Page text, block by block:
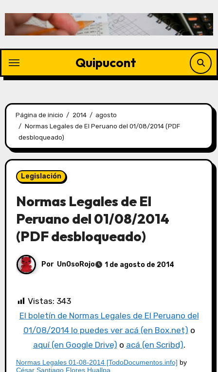
Quipucont
Página de inicio 2014
agosto
Normas Legales de El Peruano del 01/08/2014 (PDF
desbloqueado)
Legislación
Normas Legales de El
Peruano del 01/08/2014
(PDF desbloqueado)
Por UnOsoRojo 1 de agosto de 2014
Vistas: 343
El boletín de Normas Legales de El Peruano del
01/08/2014 lo puedes ver acá (en Box.net) o
aquí (en Google Drive) o acá (en Scribd).
Normas Legales 01-08-2014 [TodoDocumentos.info] by
César Santiago Flores Huallpa